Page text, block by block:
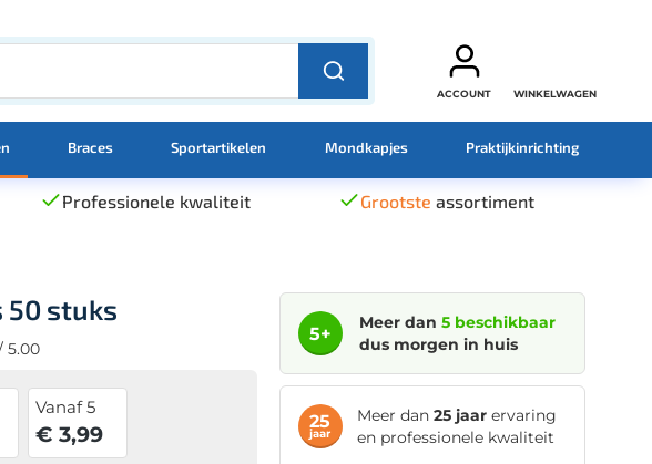
ACCOUNT WINKELWAGEN
Braces Sportartikelen Mondkapjes Praktijkinrichting
Professionele kwaliteit Grootste assortiment
50 stuks
5.00
Vanaf 5
€ 3,99
5+
Meer dan 5 beschikbaar
dus morgen in huis
25
jaar
Meer dan 25 jaarervaring
en professionele kwaliteit